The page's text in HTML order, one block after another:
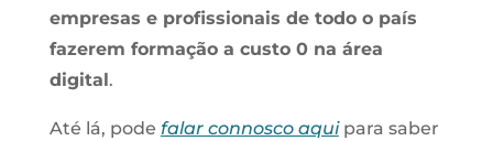
empresas e profissionais de todo o país
fazerem formação a custo 0 na área
digital .
Até lá, pode falar connosco aquipara saber